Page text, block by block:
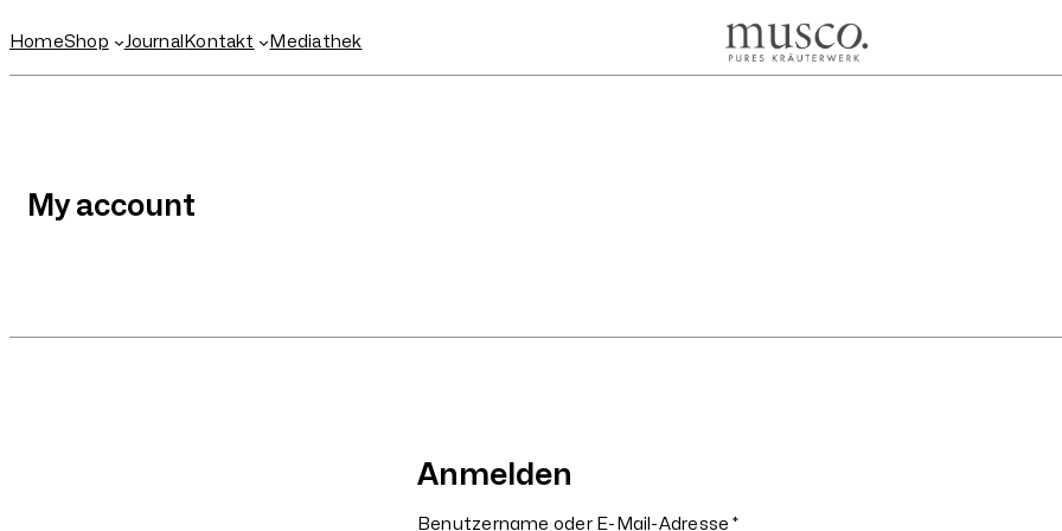
HomeShop Journal Kontakt
Mediathek
My account
Anmelden
Benutzername oder E-Mail-Adresse*Erforderlich